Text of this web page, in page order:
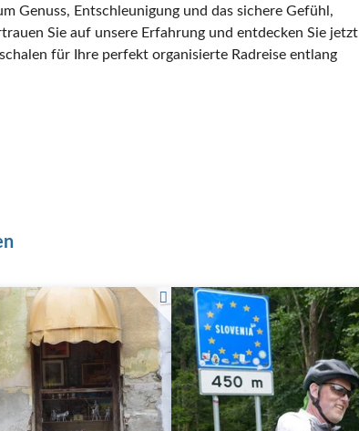
Genuss, Entschleunigung und das sichere Gefühl,
Sie auf unsere Erfahrung und entdecken Sie jetzt
für Ihre perfekt organisierte Radreise entlang